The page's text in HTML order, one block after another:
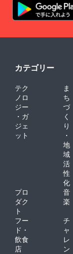
カテゴリー
テク
ノロ
ジー
・ガ
ジェ
ット
ま
ち
づ
く
り
・
地
域
活
性
化
プロ
ダク
ト
音
楽
フー
ド・
飲食
店
チ
ャ
レ
ン